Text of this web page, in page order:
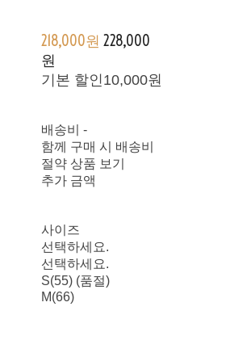
218,000원228,000
원
기본 할인10,000원
배송비-
함께 구매 시 배송비
절약 상품 보기
추가 금액
사이즈
선택하세요.
선택하세요.
S(55) (품절)
M(66)